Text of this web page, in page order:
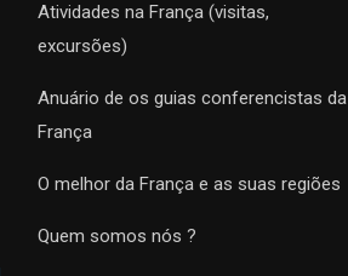
Atividades na França (visitas,
excursões)
Anuário de os guias conferencistas da
França
O melhor da França e as suas regiões
Quem somos nós ?